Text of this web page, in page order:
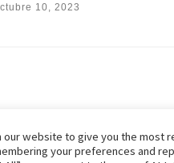
10, 2023
our website to give you the most
your preferences and